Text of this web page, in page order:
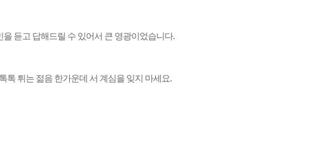
듣고 답해드릴 수 있어서 큰 영광이었습니다.
톡 튀는 젊음 한가운데 서 계심을 잊지 마세요.